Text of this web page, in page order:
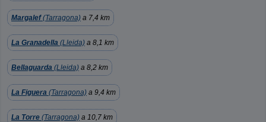
Margalef(Tarragona) a 7,4 km
La Granadella (Lleida) a 8,1 km
Bellaguarda (Lleida) a 8,2 km
La Figuera (Tarragona) a 9,4 km
La Torre (Tarragona) a 10,7 km